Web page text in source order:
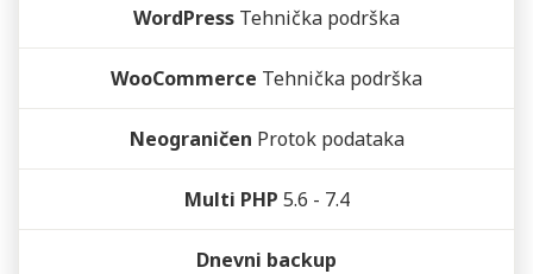
WordPress Tehnička podrška
WooCommerce Tehnička podrška
Neograničen Protok podataka
Multi PHP 5.6 - 7.4
Dnevni backup